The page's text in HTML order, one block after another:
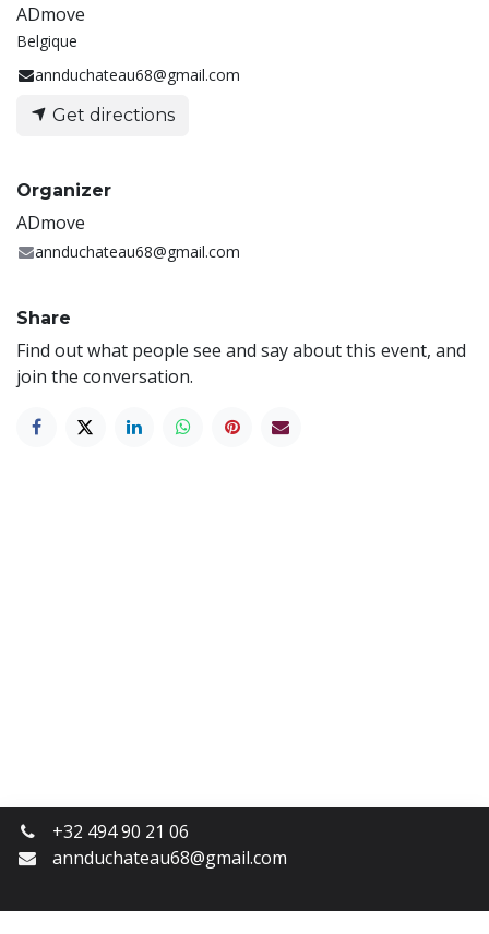
ADmove
Belgique
annduchateau68@gmail.com
Get directions
Organizer
ADmove
annduchateau68@gmail.com
Share
Find out what people see and say about this event, and
join the conversation.
+32 494 90 21 06
annduchateau68@gmail.com